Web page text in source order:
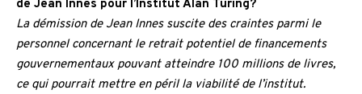
de Jean Innes pour l’Institut Alan Turing?
La démission de Jean Innes suscite des craintes parmi le
personnel concernant le retrait potentiel de financements
gouvernementaux pouvant atteindre 100 millions de livres,
ce qui pourrait mettre en péril la viabilité de l’institut.